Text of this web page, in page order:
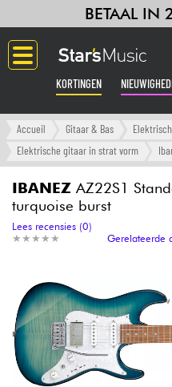
BETAAL IN
KORTINGEN
Langue
Versterker & Effecten
Synths & samplers
Home-studio
Hoofdtelefoon
Accueil Gitaar & Bas
Elektrische gitaar in strat vorm
IBANEZ AZ22S1
turquoise burst
★ ★ ★ ★ ★
★ ★ ★ ★ ★
Lees recensies (0)
Gerelateerde